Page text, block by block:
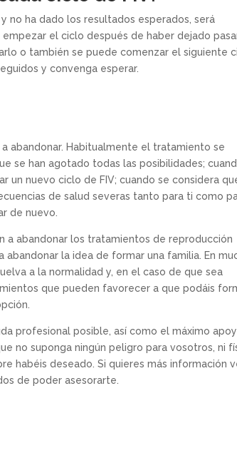
no ha dado los resultados esperados, será
el ciclo después de haber dejado
o también se puede comenzar el siguiente
y convenga esperar.
abandonar. Habitualmente el tratamiento se
se han agotado todas las posibilidades;
un nuevo ciclo de FIV; cuando se considera
de salud severas tanto para ti como
de nuevo.
a abandonar los tratamientos de reproducción
la idea de formar una familia. En
a la normalidad y, en el caso de que sea
que pueden favorecer a que podáis
profesional posible, así como el máximo
no suponga ningún peligro para vosotros, ni
habéis deseado. Si quieres más información
de poder asesorarte.